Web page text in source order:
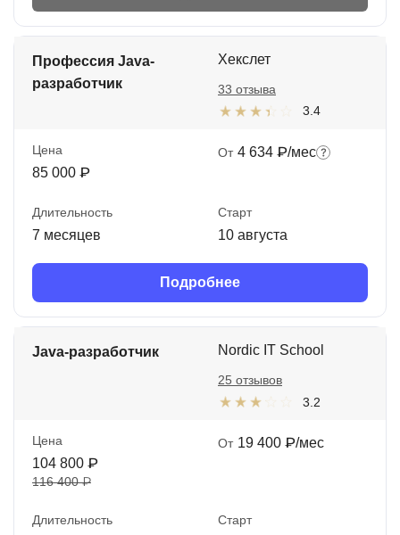
Профессия Java-
разработчик
Хекслет
3.4
33 отзыва
Цена
85 000 ₽
От 4 634 ₽/мес
Длительность
7 месяцев
Старт
10 августа
Подробнее
Java-разработчик Nordic IT School
3.2
25 отзывов
Цена
104 800 ₽
116 400 ₽
От 19 400 ₽/мес
Длительность Старт